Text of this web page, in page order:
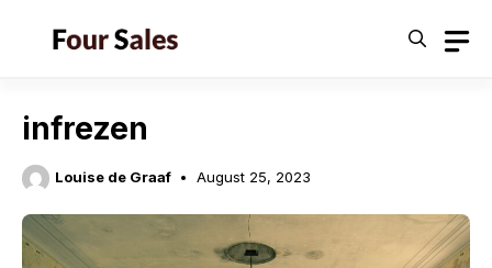
infrezen
Louise de Graaf August 25, 2023